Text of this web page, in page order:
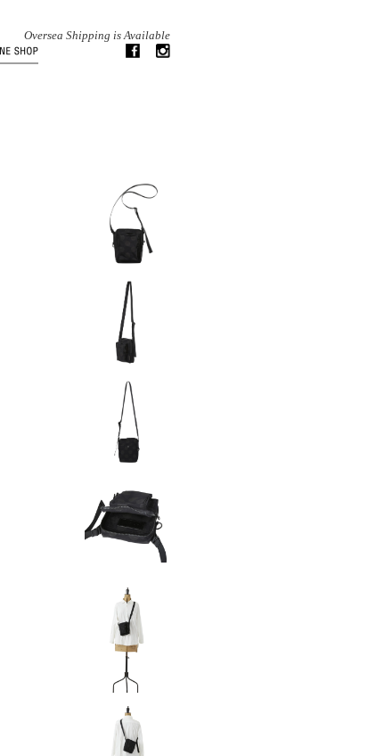
Oversea Shipping is Available